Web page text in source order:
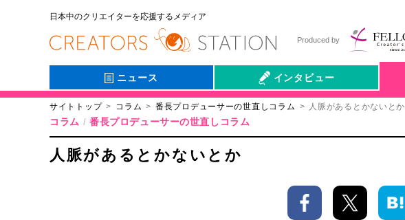
日本中のクリエイターを応援するメディア
Produced by
ニュース インタビュー
会社伝
サイトトップ コラム 番長プロデューサーの世直しコラム 人脈があるとかないとか
コラム 番長プロデューサーの世直しコラム
人脈があるとかないとか